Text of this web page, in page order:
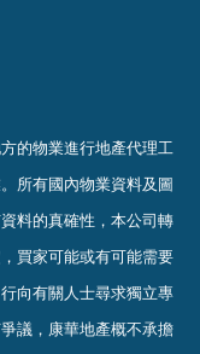
的物業進行地產代理工
所有國內物業資料及圖
料的真確性 ， 本公司轉
買家可能或有可能需要
向有關人士尋求獨立專
議，康華地產概不承擔